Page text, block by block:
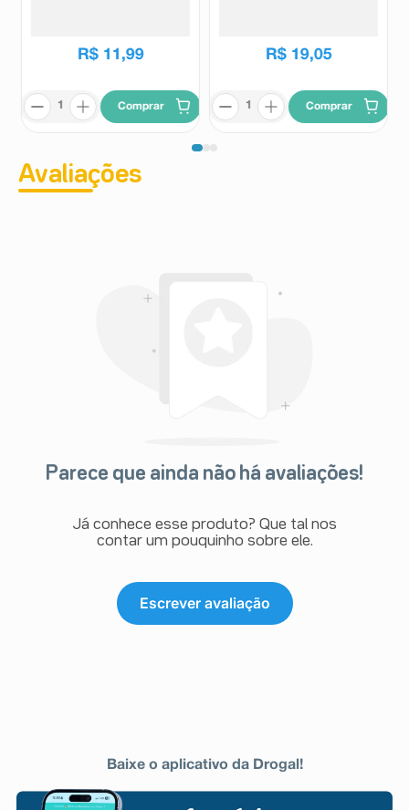
R$ 11 ,99
Comprar
R$ 19,05
Comprar
Avaliações
Parece que ainda não há avaliações!
Já conhece esse produto? Que tal nos
contar um pouquinho sobre ele.
Escrever avaliação
Baixe o aplicativo da Drogal!